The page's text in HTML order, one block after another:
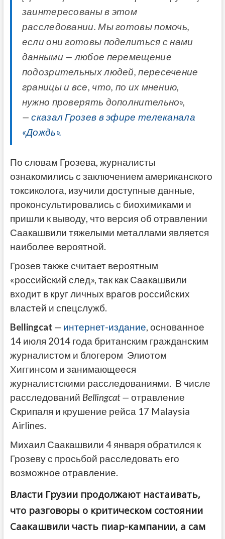
заинтересованы в этом
расследовании. Мы готовы помочь,
если они готовы поделиться с нами
данными — любое перемещение
подозрительных людей, пересечение
границы и все, что, по их мнению,
нужно проверять дополнительно»,
—сказал Грозев в эфире телеканала
«Дождь».
По словам Грозева, журналисты
ознакомились с заключением американского
токсиколога, изучили доступные данные,
проконсультировались с биохимиками и
пришли к выводу, что версия об отравлении
Саакашвили тяжелыми металлами является
наиболее вероятной.
Грозев также считает вероятным
«российский след», так как Саакашвили
входит в круг личных врагов российских
властей и спецслужб.
Bellingcat — интернет-издание, основанное
14 июля 2014 года британским гражданским
журналистом и блогером Элиотом
Хиггинсом и занимающееся
журналистскими расследованиями. В числе
расследований Bellingcat — отравление
Скрипаля и крушение рейса 17 Malaysia
Airlines.
Михаил Саакашвили 4 января обратился к
Грозеву с просьбой расследовать его
возможное отравление.
Власти Грузии продолжают настаивать,
что разговоры о критическом состоянии
Саакашвили часть пиар-кампании, а сам